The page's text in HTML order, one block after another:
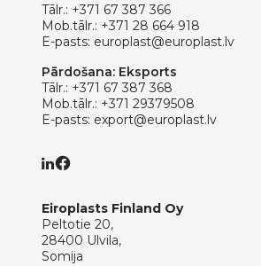
Tālr.: +371 67 387 366
Mob.tālr.: +371 28 664 918
E-pasts: europlast@europlast.lv
Pārdošana: Eksports
Tālr.: +371 67 387 368
Mob.tālr.: +371 29379508
E-pasts: export@europlast.lv
Eiroplasts Finland Oy
Peltotie 20,
28400 Ulvila,
Somija